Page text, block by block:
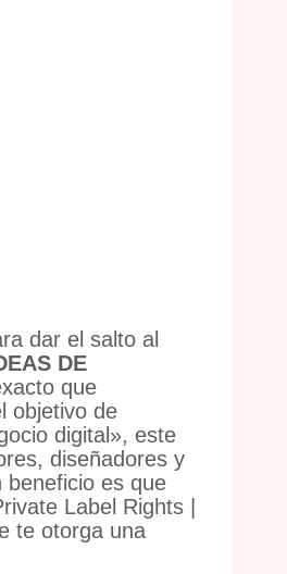
dar el salto al
DE
que
objetivo de
digital», este
diseñadores y
es que
Label Rights |
te otorga una